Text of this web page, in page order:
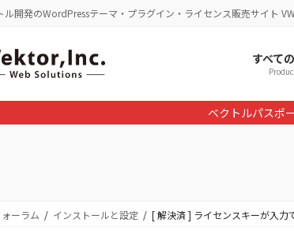
ル開発のWordPressテーマ・プラグイン・ライセンス販売サイト
すべて
ベクトルパスポ
ーラム インストールと設定 [ 解決済 ] ライセンスキーが入力